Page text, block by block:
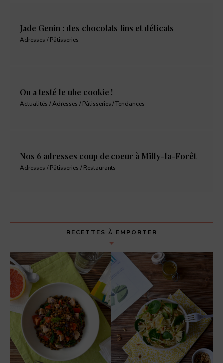
Jade Genin : des chocolats fins et délicats
Adresses / Pâtisseries
On a testé le ube cookie !
Actualités / Adresses / Pâtisseries / Tendances
Nos 6 adresses coup de coeur à Milly-la-Forêt
Adresses / Pâtisseries / Restaurants
RECETTES À EMPORTER